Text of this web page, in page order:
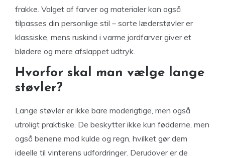
frakke. Valget af farver og materialer kan også
tilpasses din personlige stil – sorte læderstøvler er
klassiske, mens ruskind i varme jordfarver giver et
blødere og mere afslappet udtryk.
Hvorfor skal man vælge lange
støvler?
Lange støvler er ikke bare moderigtige, men også
utroligt praktiske. De beskytter ikke kun fødderne, men
også benene mod kulde og regn, hvilket gør dem
ideelle til vinterens udfordringer. Derudover er de